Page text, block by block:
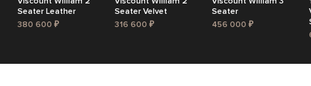
Seater Leather
380 600 ₽
Seater Velvet
316 600 ₽
Seater
456 000 ₽